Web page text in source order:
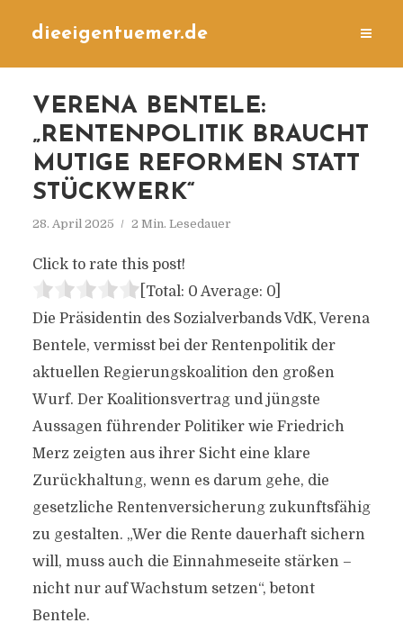
dieeigentuemer.de
VERENA BENTELE:
„RENTENPOLITIK BRAUCHT
MUTIGE REFORMEN STATT
STÜCKWERK“
28. April 2025 2 Min. Lesedauer
Click to rate this post!
[Total: 0 Average: 0]
Die Präsidentin des Sozialverbands VdK, Verena
Bentele, vermisst bei der Rentenpolitik der
aktuellen Regierungskoalition den großen
Wurf. Der Koalitionsvertrag und jüngste
Aussagen führender Politiker wie Friedrich
Merz zeigten aus ihrer Sicht eine klare
Zurückhaltung, wenn es darum gehe, die
gesetzliche Rentenversicherung zukunftsfähig
zu gestalten. „Wer die Rente dauerhaft sichern
will, muss auch die Einnahmeseite stärken –
nicht nur auf Wachstum setzen“, betont
Bentele.